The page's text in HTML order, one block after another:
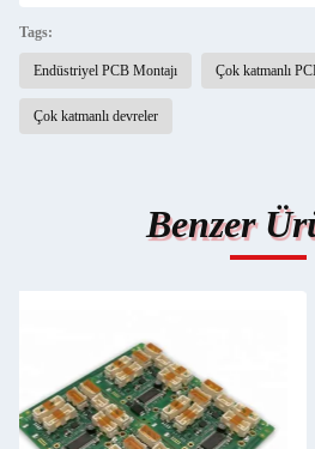
Tags:
Endüstriyel PCB Montajı Çok katmanlı
Çok katmanlı devreler
Benzer